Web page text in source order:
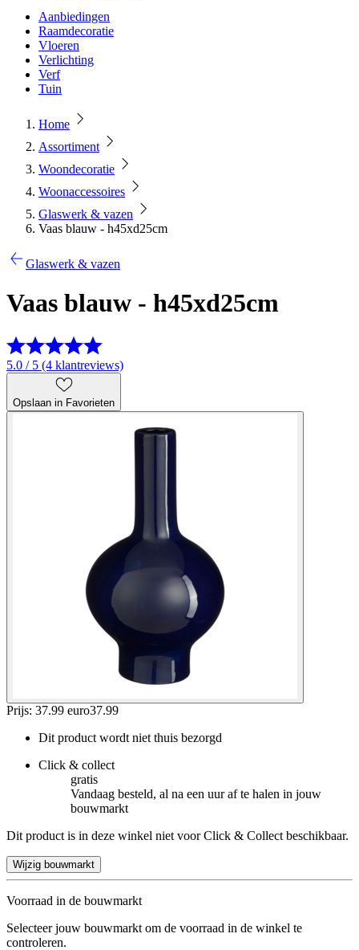
Aanbiedingen
Raamdecoratie
Vloeren
Verlichting
Verf
Tuin
Home
Assortiment
Woondecoratie
Woonaccessoires
Glaswerk & vazen
Vaas blauw - h45xd25cm
Glaswerk & vazen
Vaas blauw - h45xd25cm
5.0 / 5 (4 klantreviews)
Opslaan in Favorieten
Prijs: 37.99 euro37.99
Dit product wordt niet thuis bezorgd
Click & collect
gratis
Vandaag besteld, al na een uur af te halen in jouw
bouwmarkt
Dit product is in deze winkel niet voor Click & Collect beschikbaar.
Wijzig bouwmarkt
Voorraad in de bouwmarkt
Selecteer jouw bouwmarkt om de voorraad in de winkel te
controleren.